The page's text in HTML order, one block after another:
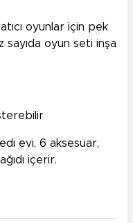
oyunlar için pek
sayıda oyun seti inşa
evi, 6 aksesuar,
içerir.